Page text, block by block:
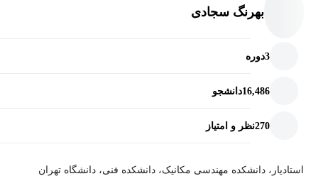
بهرنگ سجادی
3دوره
16,486دانشجو
270نظر و امتیاز
استادیار، دانشکده مهندسی مکانیک، دانشکده‌ فنی، دانشگاه تهران